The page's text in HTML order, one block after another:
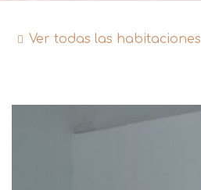
Ver todas las habitaciones